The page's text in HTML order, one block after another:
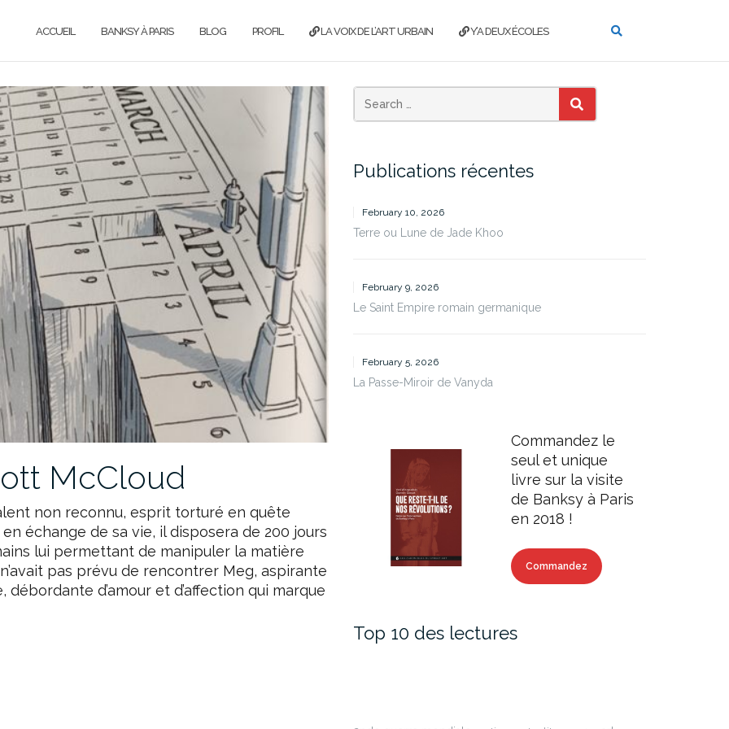
ACCUEIL BANKSY À PARIS BLOG PROFIL LA VOIX DE L’ART URBAIN Y’A DEUX ÉCOLES
McCloud
non reconnu, esprit torturé en quête
échange de sa vie, il disposera de 200 jours
lui permettant de manipuler la matière
pas prévu de rencontrer Meg, aspirante
d’amour et d’affection qui marque
SEARCH
Publications récentes
February 10, 2026
Terre ou Lune de Jade Khoo
February 9, 2026
Le Saint Empire romain germanique
February 5, 2026
La Passe-Miroir de Vanyda
Commandez le
seul et unique
livre sur la visite
de Banksy à Paris
en 2018 !
Commandez
Top 10 des lectures